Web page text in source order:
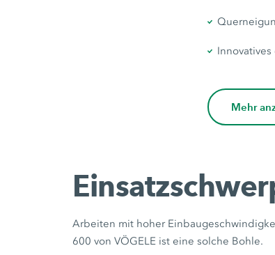
Mehr
Arbeiten mit hoher
600 von VÖGELE ist eine solche Bohle.